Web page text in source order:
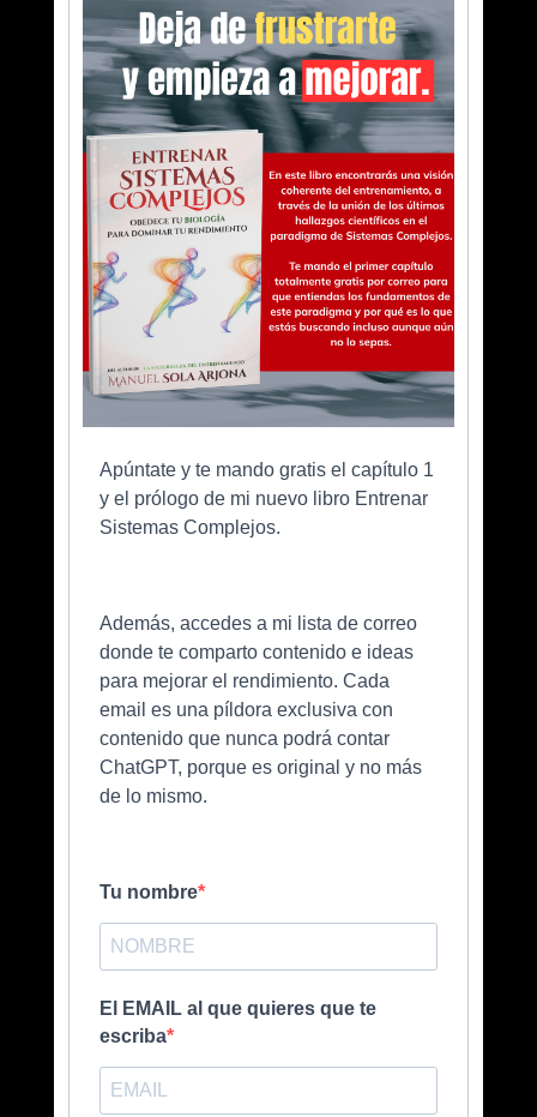
Apúntate y te mando gratis el capítulo 1
y el prólogo de mi nuevo libro Entrenar
Sistemas Complejos.
Además, accedes a mi lista de correo
donde te comparto contenido e ideas
para mejorar el rendimiento. Cada
email es una píldora exclusiva con
contenido que nunca podrá contar
ChatGPT, porque es original y no más
de lo mismo.
Tu nombre
El EMAIL al que quieres que te
escriba